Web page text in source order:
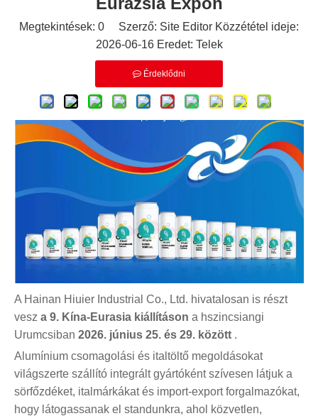
Megtekintések: 0 Szerző: Site Editor Közzététel ideje:
2026-06-16 Eredet: Telek
Érdeklődni
A Hainan Hiuier Industrial Co., Ltd. hivatalosan is részt
vesz a 9. Kína-Eurasia kiállításon a hszincsiangi
Urumcsiban 2026. június 25. és 29. között .
Alumínium csomagolási és italtöltő megoldásokat
világszerte szállító integrált gyártóként szívesen látjuk a
sörfőzdéket, italmárkákat és import-export forgalmazókat,
hogy látogassanak el standunkra, ahol közvetlen,